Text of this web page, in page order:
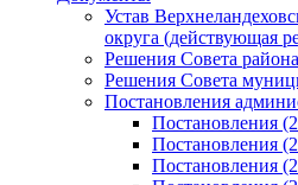
Устав
округа (действующая
Решения Совета района
Решения Совета
Постановления
Постановления
Постановления
Постановления